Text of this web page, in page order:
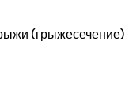
(грыжесечение)